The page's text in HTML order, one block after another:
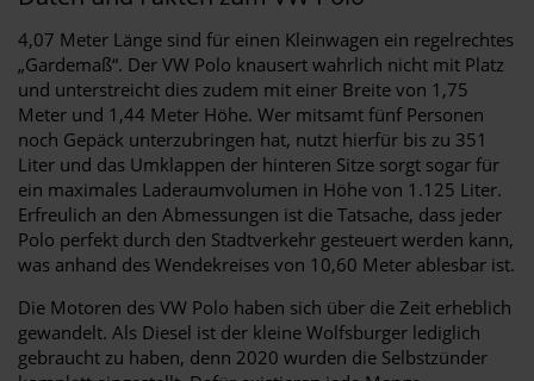
4,07 Meter Länge sind für einen Kleinwagen ein regelrechtes
„Gardemaß“. Der VW Polo knausert wahrlich nicht mit Platz
und unterstreicht dies zudem mit einer Breite von 1,75
Meter und 1,44 Meter Höhe. Wer mitsamt fünf Personen
noch Gepäck unterzubringen hat, nutzt hierfür bis zu 351
Liter und das Umklappen der hinteren Sitze sorgt sogar für
ein maximales Laderaumvolumen in Höhe von 1.125 Liter.
Erfreulich an den Abmessungen ist die Tatsache, dass jeder
Polo perfekt durch den Stadtverkehr gesteuert werden kann,
was anhand des Wendekreises von 10,60 Meter ablesbar ist.
Die Motoren des VW Polo haben sich über die Zeit erheblich
gewandelt. Als Diesel ist der kleine Wolfsburger lediglich
gebraucht zu haben, denn 2020 wurden die Selbstzünder